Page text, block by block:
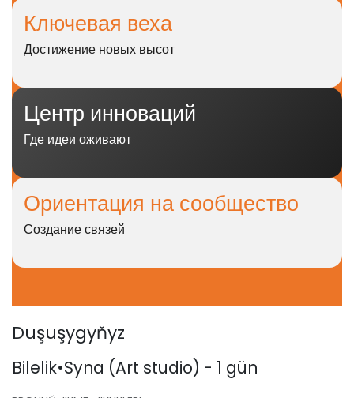
Ключевая веха
Достижение новых высот
Центр инноваций
Где идеи оживают
Ориентация на сообщество
Создание связей
Duşuşygyňyz
Bilelik•Syna (Art studio) - 1 gün